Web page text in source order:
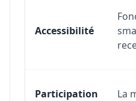
Accessibilité
Participation
La